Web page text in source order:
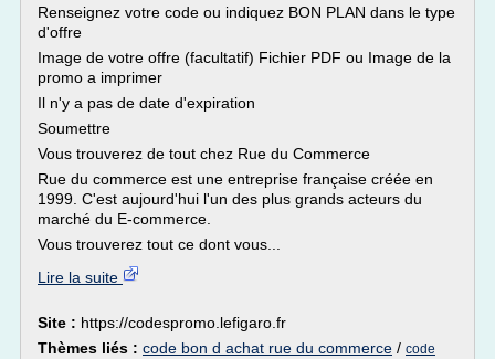
Renseignez votre code ou indiquez BON PLAN dans le type
d'offre
Image de votre offre (facultatif) Fichier PDF ou Image de la
promo a imprimer
Il n'y a pas de date d'expiration
Soumettre
Vous trouverez de tout chez Rue du Commerce
Rue du commerce est une entreprise française créée en
1999. C'est aujourd'hui l'un des plus grands acteurs du
marché du E-commerce.
Vous trouverez tout ce dont vous...
Lire la suite
Site : https://codespromo.lefigaro.fr
Thèmes liés : code bon d achat rue du commerce / code